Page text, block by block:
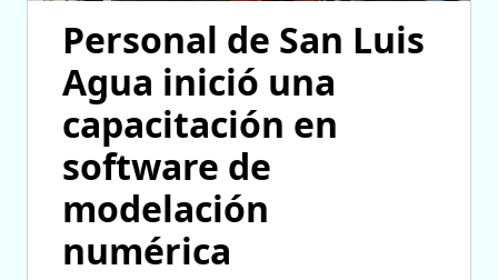
Personal de San Luis
Agua inició una
capacitación en
software de
modelación
numérica